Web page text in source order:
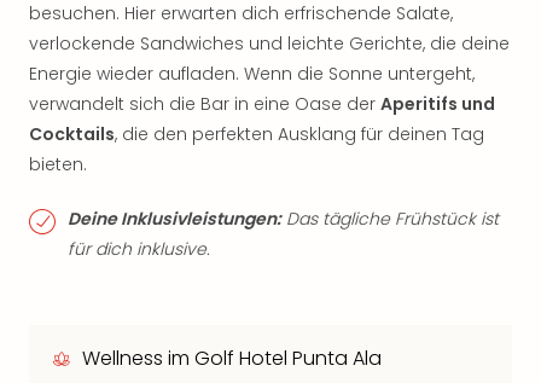
besuchen. Hier erwarten dich erfrischende Salate,
verlockende Sandwiches und leichte Gerichte, die deine
Energie wieder aufladen. Wenn die Sonne untergeht,
verwandelt sich die Bar in eine Oase der Aperitifs und
Cocktails, die den perfekten Ausklang für deinen Tag
bieten.
Deine Inklusivleistungen:Das tägliche Frühstück ist
für dich inklusive.
Wellness im Golf Hotel Punta Ala